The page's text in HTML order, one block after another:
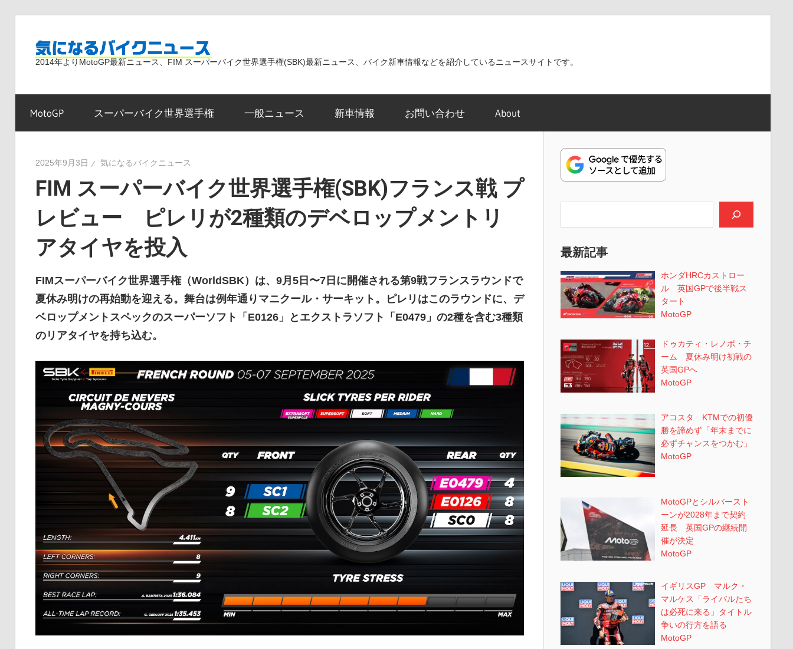
気
に
る
イ
ク
ニ
ュ
ー
ス
2014年よりMotoGP最新ニュース、FIM スーパーバイク世界選手権(SBK)最新ニュース、バイク新車情報などを紹介しているニュースサイトです。
MotoGP スーパーバイク世界選手権 一般ニュース 新車情報 お問い合わせ About
2025年9月3日 気になるバイクニュース
FIM スーパーバイク世界選手権(SBK)フランス戦 プ
レビュー ピレリが2種類のデベロップメントリ
アタイヤを投入
FIMスーパーバイク世界選手権（WorldSBK）は、9月5日〜7日に開催される第9戦フランスラウンドで
夏休み明けの再始動を迎える。舞台は例年通りマニクール・サーキット。ピレリはこのラウンドに、デ
ベロップメントスペックのスーパーソフト「E0126」とエクストラソフト「E0479」の2種を含む3種類
のリアタイヤを持ち込む。
最新記事
ホンダHRCカストロー
ル 英国GPで後半戦ス
タート
MotoGP
ドゥカティ・レノボ・チ
ーム 夏休み明け初戦の
英国GPへ
MotoGP
アコスタ KTMでの初優
勝を諦めず「年末までに
必ずチャンスをつかむ」
MotoGP
MotoGPとシルバースト
ーンが2028年まで契約
延長 英国GPの継続開
催が決定
MotoGP
イギリスGP マルク・
マルケス「ライバルたち
は必死に来る」タイトル
争いの行方を語る
MotoGP